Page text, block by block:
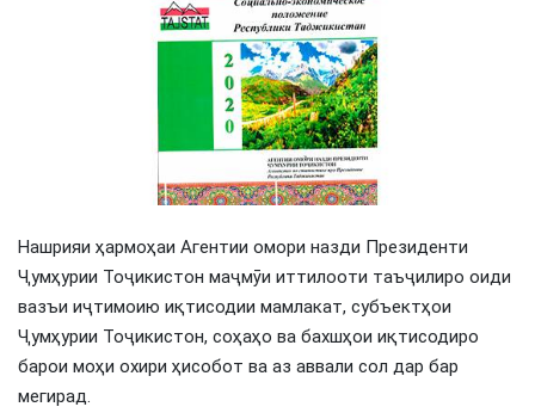
Нашрияи ҳармоҳаи Агентии омори назди Президенти
Ҷумҳурии Тоҷикистон маҷмӯи иттилооти таъҷилиро оиди
вазъи иҷтимоию иқтисодии мамлакат, субъектҳои
Ҷумҳурии Тоҷикистон, соҳаҳо ва бахшҳои иқтисодиро
барои моҳи охири ҳисобот ва аз аввали сол дар бар
мегирад.